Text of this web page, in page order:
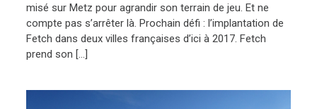
misé sur Metz pour agrandir son terrain de jeu. Et ne
compte pas s’arrêter là. Prochain défi : l’implantation de
Fetch dans deux villes françaises d’ici à 2017. Fetch
prend son […]